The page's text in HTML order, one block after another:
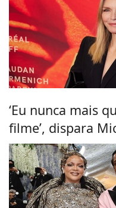
‘Eu nunca mais
filme’, dispara